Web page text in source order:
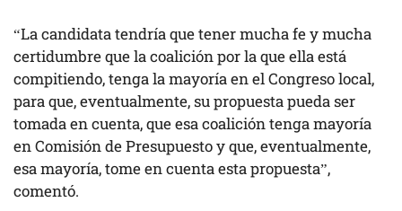
“La candidata tendría que tener mucha fe y mucha
certidumbre que la coalición por la que ella está
compitiendo, tenga la mayoría en el Congreso local,
para que, eventualmente, su propuesta pueda ser
tomada en cuenta, que esa coalición tenga mayoría
en Comisión de Presupuesto y que, eventualmente,
esa mayoría, tome en cuenta esta propuesta”,
comentó.